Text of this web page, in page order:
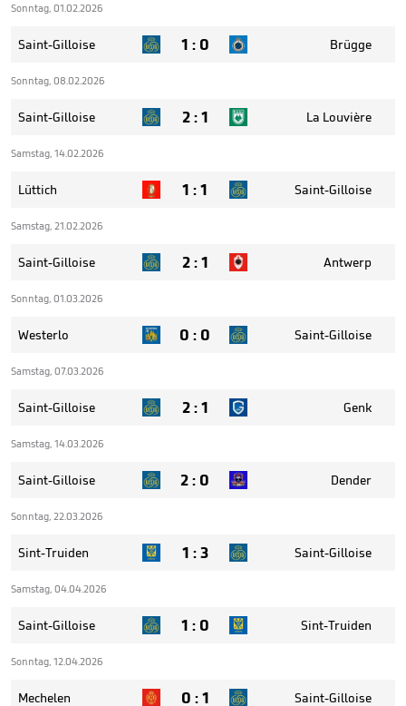
Sonntag, 01.02.2026
Saint-Gilloise 1 : 0 Brügge
Sonntag, 08.02.2026
Saint-Gilloise 2:1 La Louvière
Samstag, 14.02.2026
Lüttich 1 :1 Saint-Gilloise
Samstag, 21.02.2026
Saint-Gilloise 2:1 Antwerp
Sonntag, 01.03.2026
Westerlo 0 : 0 Saint-Gilloise
Samstag, 07.03.2026
Saint-Gilloise 2:1 Genk
Samstag, 14.03.2026
Saint-Gilloise 2: 0 Dender
Sonntag, 22.03.2026
Sint-Truiden 1 :3 Saint-Gilloise
Samstag, 04.04.2026
Saint-Gilloise 1 : 0 Sint-Truiden
Sonntag, 12.04.2026
Mechelen 0 :1 Saint-Gilloise